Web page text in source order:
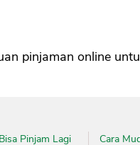
pinjaman online
Pinjam Lagi
Cara